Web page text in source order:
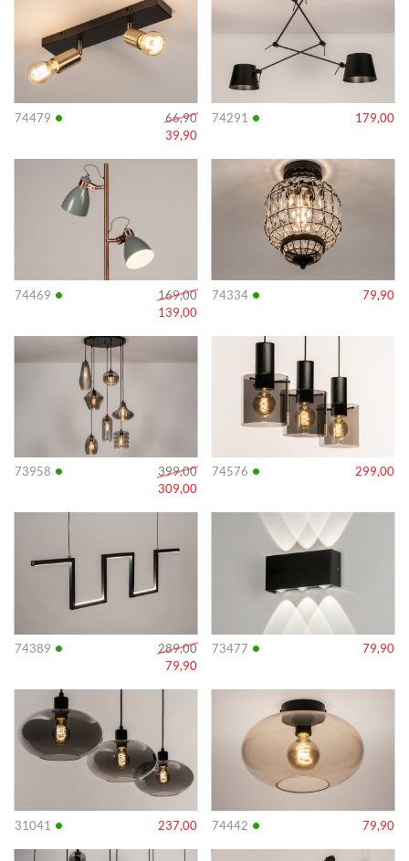
74479 •
66,90
39,90
74291 • 179,00
74469 •
169,00
139,00
Info
74334 • 79,90
Info
73958 •
399,00
309,00
Info
74576 • 299,00
Info
74389 •
289,00
79,90
Info
73477 • 79,90
Info
31041 • 237,00
Info
74442 • 79,90
Info
Info Info